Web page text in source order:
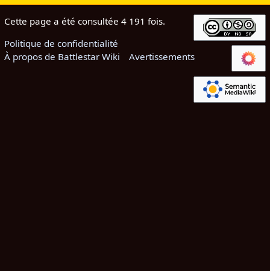
Cette page a été consultée 4 191 fois.
Politique de confidentialité
À propos de Battlestar Wiki
Avertissements